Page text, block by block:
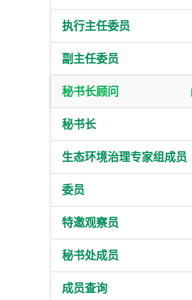
执行主任委员
副主任委员
秘书长顾问
秘书长
生态环境治理专家组成员
委员
特邀观察员
秘书处成员
成员查询